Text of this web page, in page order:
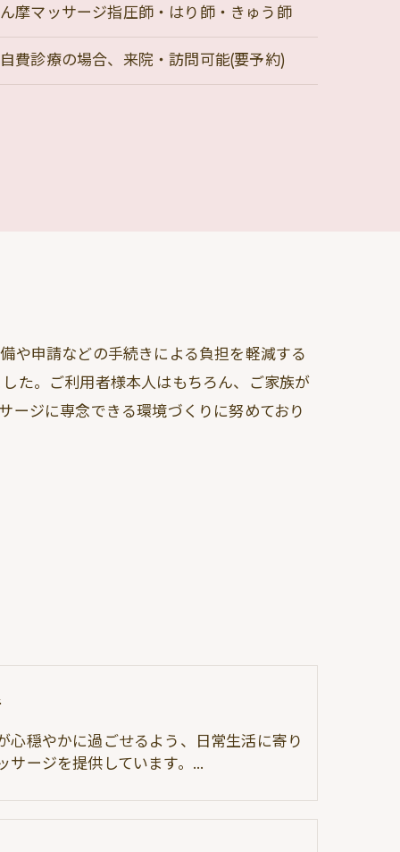
摩マッサージ指圧師・はり師・きゅう師
費診療の場合、来院・訪問可能(要予約)
や申請などの手続きによる負担を軽減する
た。ご利用者様本人はもちろん、ご家族が
ージに専念できる環境づくりに努めており
心穏やかに過ごせるよう、日常生活に寄り
サージを提供しています。…